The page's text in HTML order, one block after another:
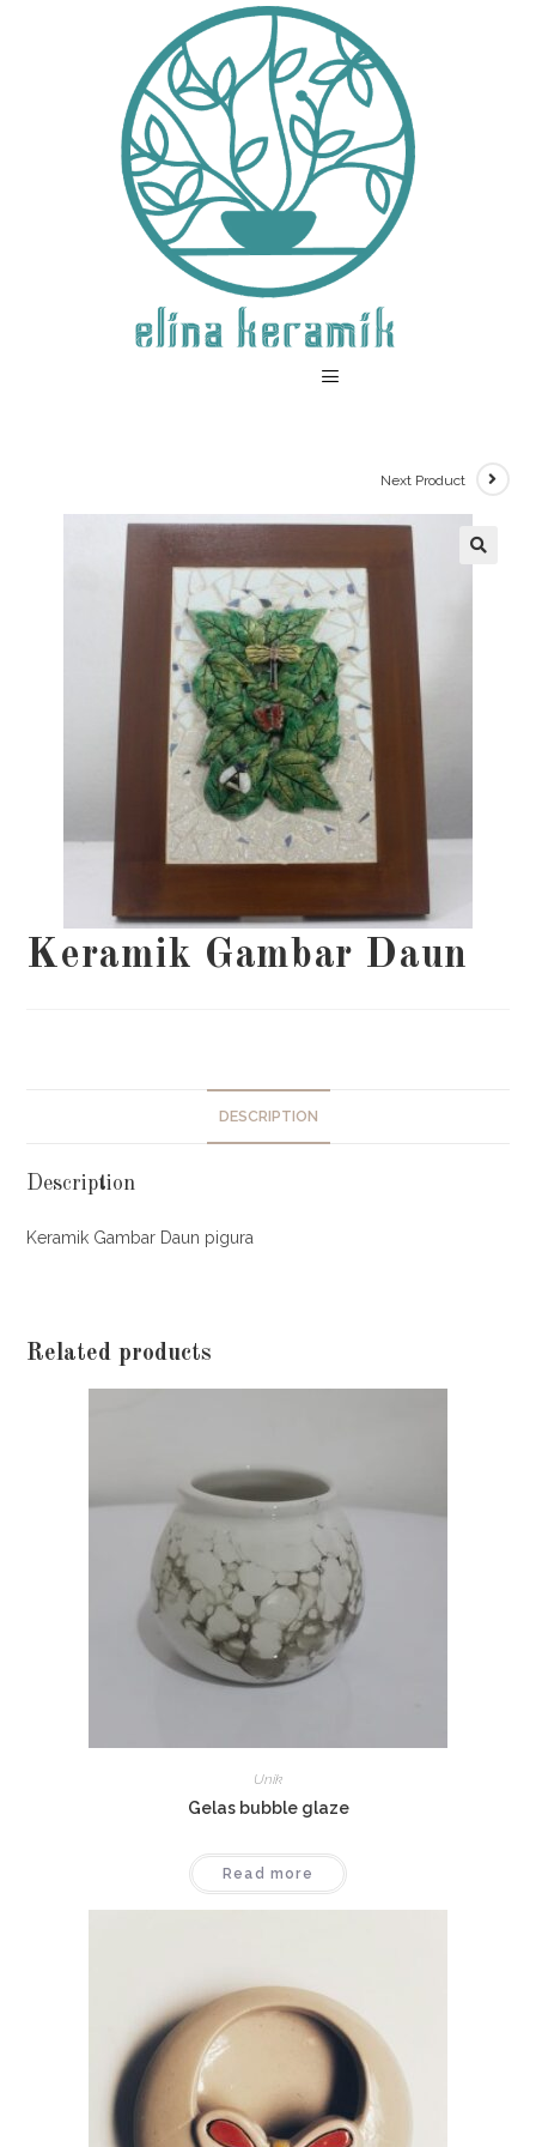
Next Product
Keramik Gambar Daun
DESCRIPTION
Description
Keramik Gambar Daun pigura
Related products
Unik
Gelas bubble glaze
Read more